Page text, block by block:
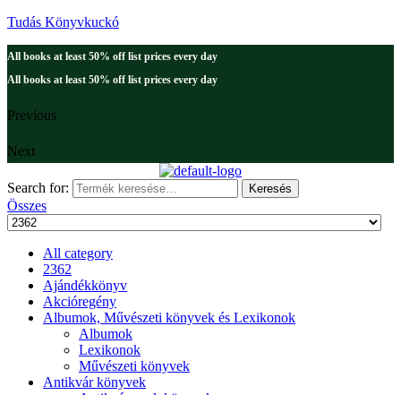
Tudás Könyvkuckó
All books at least 50% off list prices every day
All books at least 50% off list prices every day
Previous
Next
Search for: Keresés
Összes
All category
2362
Ajándékkönyv
Akcióregény
Albumok, Művészeti könyvek és Lexikonok
Albumok
Lexikonok
Művészeti könyvek
Antikvár könyvek